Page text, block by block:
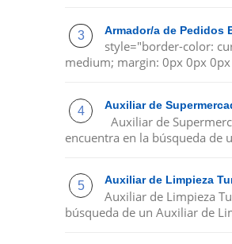
Armador/a de Pedidos
style="border-color:
medium; margin: 0px 0px
Auxiliar de
Auxiliar de
encuentra en la búsqueda de
Auxiliar de Limpieza
Auxiliar de Limpieza
búsqueda de un Auxiliar de